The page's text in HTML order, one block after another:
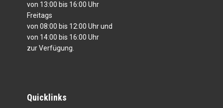
von 13:00 bis 16:00 Uhr
Freitags
von 08:00 bis 12:00 Uhr und
von 14:00 bis 16:00 Uhr
zur Verfügung.
Quicklinks